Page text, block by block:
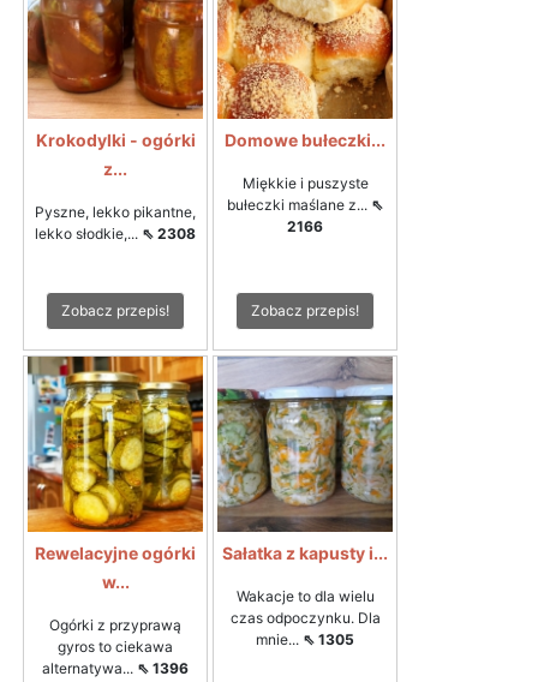
Krokodylki - ogórki
z...
Pyszne, lekko pikantne,
lekko słodkie,... ⇖ 2308
Zobacz przepis!
Domowe bułeczki...
Miękkie i puszyste
bułeczki maślane z... ⇖
2166
Zobacz przepis!
Rewelacyjne ogórki
w...
Ogórki z przyprawą
gyros to ciekawa
alternatywa... ⇖ 1396
Sałatka z kapusty i...
Wakacje to dla wielu
czas odpoczynku. Dla
mnie... ⇖ 1305